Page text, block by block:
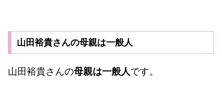
山田裕貴さんの母親は一般人
山田裕貴さんの母親は一般人です。